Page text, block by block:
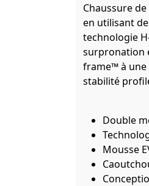
Chaussure
en utilisant
technologie
surpronation
frame™ à une
stabilité
Double
Mousse